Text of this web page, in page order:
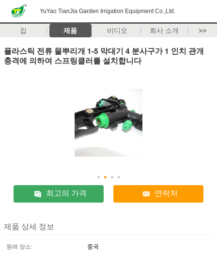
YuYao TianJia Garden Irrigation Equipment Co.,Ltd.
집 제품 비디오 회사 소개 >>
플라스틱 전류 물뿌리개 1-5 막대기 4 분사구가 1 인치 관개
충격에 의하여 스프링클러를 설치합니다
최고의 가격 연락처
제품 상세 정보
원래 장소:
중국